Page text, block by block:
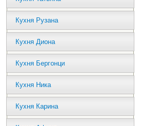
Кухня Рузана
Кухня Диона
Кухня Бергонци
Кухня Ника
Кухня Карина